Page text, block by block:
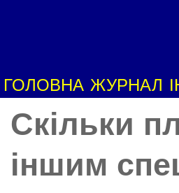
ГОЛОВНА ЖУРНАЛ
Cкільки
іншим